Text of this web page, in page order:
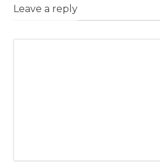
Leave a reply